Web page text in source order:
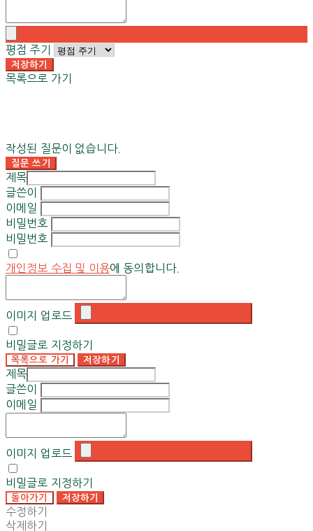
평점 주기
저장하기
목록으로 가기
작성된 질문이 없습니다.
질문 쓰기
제목
글쓴이
이메일
비밀번호
비밀번호
개인정보 수집 및 이용에 동의합니다.
이미지 업로드
비밀글로 지정하기
목록으로 가기 저장하기
제목
글쓴이
이메일
이미지 업로드
비밀글로 지정하기
돌아가기 저장하기
수정하기
삭제하기